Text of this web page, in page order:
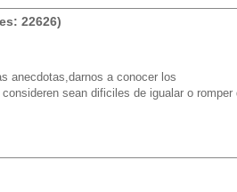
22626)
anecdotas,darnos a conocer los
sean dificiles de igualar o romper